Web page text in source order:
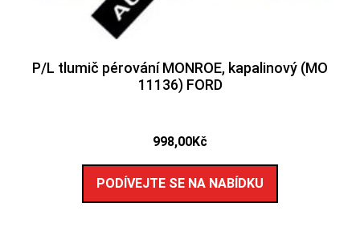
P/L tlumič pérování MONROE, kapalinový (MO
11136) FORD
998,00Kč
PODÍVEJTE SE NA NABÍDKU